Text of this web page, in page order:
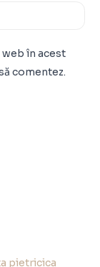
în acest
comentez.